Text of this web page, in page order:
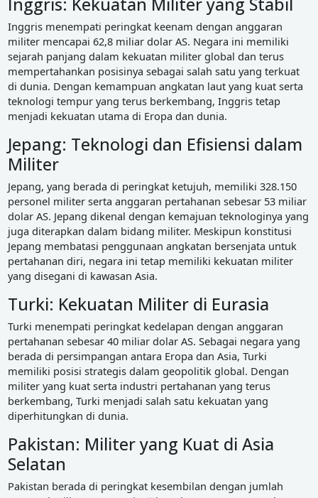
Inggris menempati peringkat keenam dengan anggaran
militer mencapai 62,8 miliar dolar AS. Negara ini memiliki
sejarah panjang dalam kekuatan militer global dan terus
mempertahankan posisinya sebagai salah satu yang terkuat
di dunia. Dengan kemampuan angkatan laut yang kuat serta
teknologi tempur yang terus berkembang, Inggris tetap
menjadi kekuatan utama di Eropa dan dunia.
Jepang: Teknologi dan Efisiensi dalam
Militer
Jepang, yang berada di peringkat ketujuh, memiliki 328.150
personel militer serta anggaran pertahanan sebesar 53 miliar
dolar AS. Jepang dikenal dengan kemajuan teknologinya yang
juga diterapkan dalam bidang militer. Meskipun konstitusi
Jepang membatasi penggunaan angkatan bersenjata untuk
pertahanan diri, negara ini tetap memiliki kekuatan militer
yang disegani di kawasan Asia.
Turki: Kekuatan Militer di Eurasia
Turki menempati peringkat kedelapan dengan anggaran
pertahanan sebesar 40 miliar dolar AS. Sebagai negara yang
berada di persimpangan antara Eropa dan Asia, Turki
memiliki posisi strategis dalam geopolitik global. Dengan
militer yang kuat serta industri pertahanan yang terus
berkembang, Turki menjadi salah satu kekuatan yang
diperhitungkan di dunia.
Pakistan: Militer yang Kuat di Asia
Selatan
Pakistan berada di peringkat kesembilan dengan jumlah